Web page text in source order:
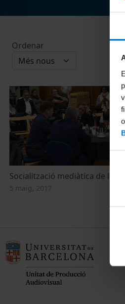
de
Ordenar
Socialització mediàtica de la
5 maig, 2017